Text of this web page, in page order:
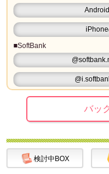
■SoftBank
バッ
検討中BOX